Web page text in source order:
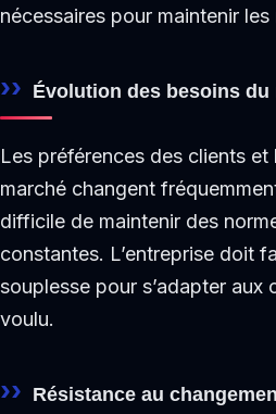
nécessaires pour maintenir
Évolution des besoins du
Les préférences des clients
marché changent
difficile de maintenir des
constantes. L’entreprise doit
souplesse pour s’adapter aux
voulu.
Résistance au